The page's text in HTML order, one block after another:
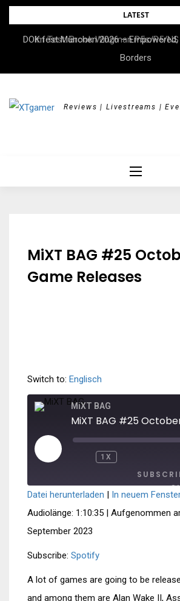
Skip
content
LATEST
Im Test: Brook Wingman P5s/P5/
DOK.fest München 2026 –
Borders
Reviews | Livestreams |
MiXT BAG #25
Game Releases
Switch to: Englisch
MiXT BAG
PLAY
EPISODE
REWIND
SECONDS
1X
30
Spotify
RSS FEED
SHARE
LINK
EMBED
Datei herunterladen | In neuem
Audiolänge: 1:10:35 | Aufgenommen
September 2023
Subscribe: Spotify
A lot of games are going to be
and among them are Alan Wake II,